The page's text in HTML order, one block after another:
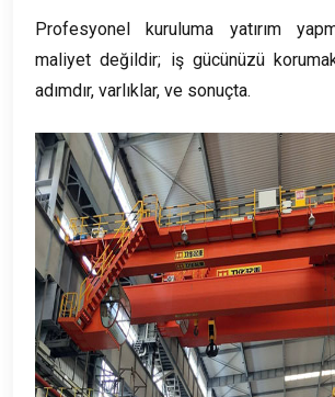
Profesyonel kuruluma yatırım
maliyet değildir; iş gücünüzü
adımdır, varlıklar, ve sonuçta.